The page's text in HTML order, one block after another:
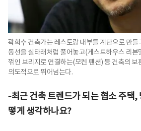
곽희수 건축가는 레스토랑 내부를 계단으로 만
동선을 실타래처럼 풀어놓고(게스트하우스 리븐
꺾인 브리지로 연결하는(모켄 펜션) 등 건축의 보
의도적으로 뛰어넘는다.
-최근 건축 트렌드가 되는 협소 주택,
떻게 생각하나요?